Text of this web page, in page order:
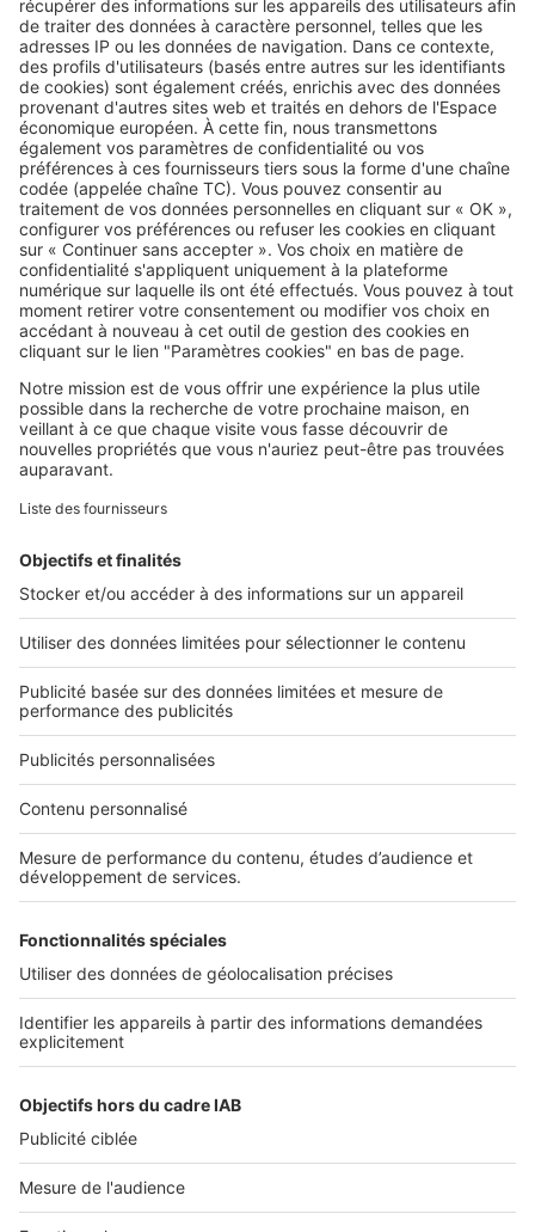
Image
France
Fécamp : où en sont les prix de
l’immobilier en 2026 ?
SeLoger c'est aussi
Retrouvez-nous sur ...
L'ENTREPRISE
Qui sommes-nous ?
Nous contacter
Nous recrutons
NOS APPLICATIONS
Découvrez nos applications
Tous nos services pro
Accès client
Mes annonces sur SeLoger
À DÉCOUVRIR
Tout l'immobilier
Toutes les villes
Tous les départements
Toutes les régions